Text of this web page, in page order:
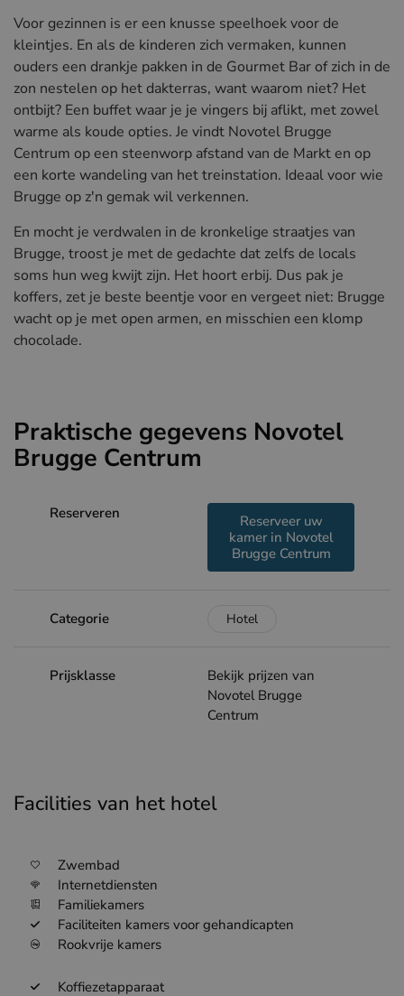
Voor gezinnen is er een knusse speelhoek voor de
kleintjes. En als de kinderen zich vermaken, kunnen
ouders een drankje pakken in de Gourmet Bar of zich in de
zon nestelen op het dakterras, want waarom niet? Het
ontbijt? Een buffet waar je je vingers bij aflikt, met zowel
warme als koude opties. Je vindt Novotel Brugge
Centrum op een steenworp afstand van de Markt en op
een korte wandeling van het treinstation. Ideaal voor wie
Brugge op z'n gemak wil verkennen.
En mocht je verdwalen in de kronkelige straatjes van
Brugge, troost je met de gedachte dat zelfs de locals
soms hun weg kwijt zijn. Het hoort erbij. Dus pak je
koffers, zet je beste beentje voor en vergeet niet: Brugge
wacht op je met open armen, en misschien een klomp
chocolade.
Praktische gegevens Novotel
Brugge Centrum
Reserveren
Reserveer uw
kamer in Novotel
Brugge Centrum
Categorie Hotel
Prijsklasse
Bekijk prijzen van
Novotel Brugge
Centrum
Facilities van het hotel
Zwembad
Internetdiensten
Familiekamers
Faciliteiten kamers voor gehandicapten
Rookvrije kamers
Koffiezetapparaat